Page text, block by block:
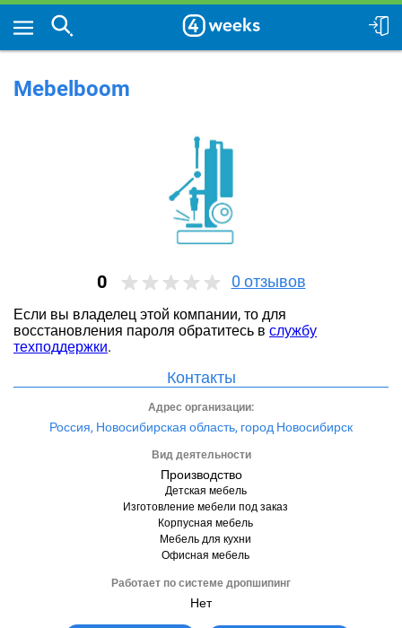
Mebelboom
0 0 отзывов
Если вы владелец этой компании, то для
восстановления пароля обратитесь в службу
техподдержки.
Контакты
Адрес организации:
Россия, Новосибирская область, город Новосибирск
Вид деятельности
Производство
Детская мебель
Изготовление мебели под заказ
Корпусная мебель
Мебель для кухни
Офисная мебель
Работает по системе дропшипинг
Нет